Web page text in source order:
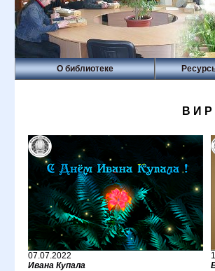
О библиотеке
07.07.2022
Ивана Купала